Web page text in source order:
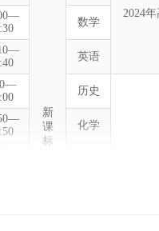
新
课
标
2024
数学
英语
历史
2024
化学